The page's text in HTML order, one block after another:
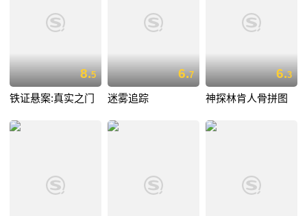
8.5
铁证悬案:真实之门
6.7
迷雾追踪
6.3
神探林肯人骨拼图